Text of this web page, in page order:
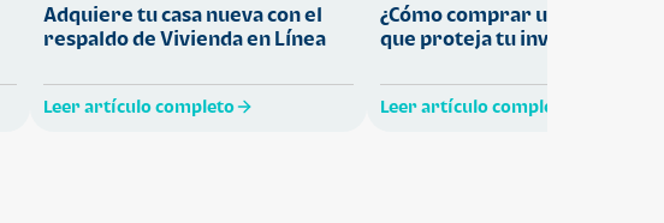
Adquiere tu casa nueva con el
respaldo de Vivienda en Línea
Leer artículo completo
¿Cómo comprar una vivienda
que proteja tu inversión?
Leer artículo completo